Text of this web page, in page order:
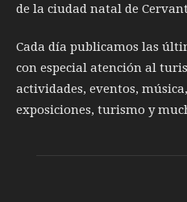
de la ciudad natal de
Cada día publicamos las
con especial atención al
actividades, eventos,
exposiciones, turismo y